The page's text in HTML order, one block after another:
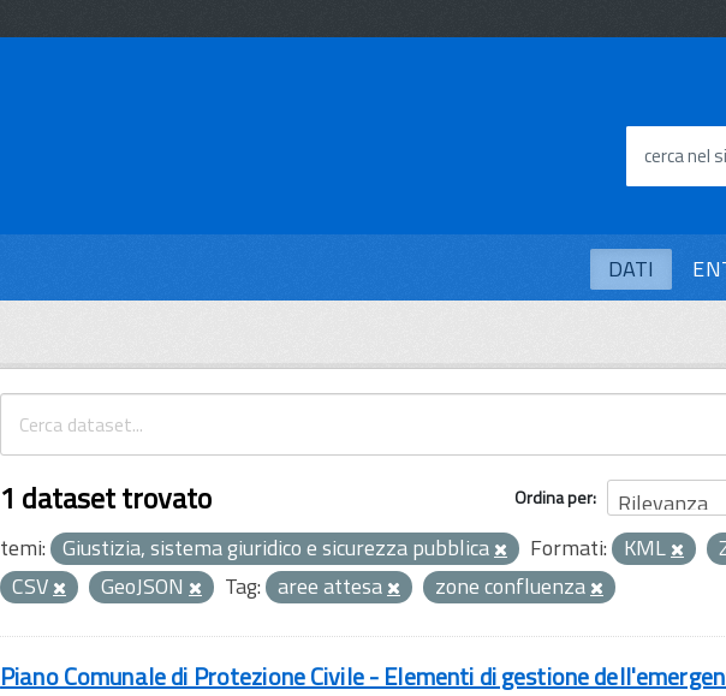
cerca nel
DATI
Ordina per
1 dataset trovato
temi: Giustizia, sistema giuridico e sicurezza pubblica Formati: KML
CSV
GeoJSON Tag: aree attesa zone confluenza
Piano Comunale di Protezione Civile - Elementi di gestione